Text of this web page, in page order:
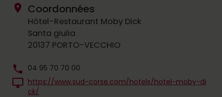
location_on Coordonnées
Hôtel-Restaurant Moby Dick
Santa giulia
20137 PORTO-VECCHIO
phone 04 95 70 70 00
desktop_windows https://www.sud-corse.com/hotels/hotel-moby-di
ck/